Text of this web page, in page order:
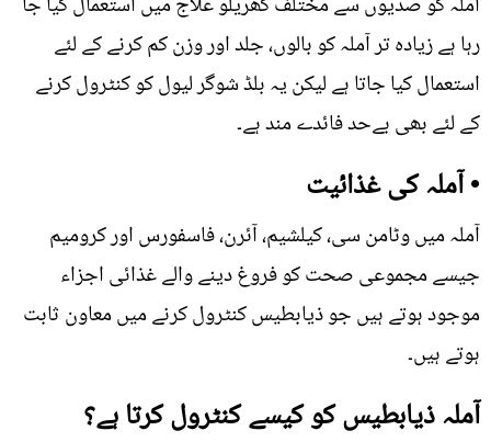
رہا ہے زیادہ تر آملہ کو بالوں، جلد اور وزن کم کرنے کے لئے
استعمال کیا جاتا ہے لیکن یہ بلڈ شوگر لیول کو کنٹرول کرنے
کے لئے بھی بےحد فائدے مند ہے۔
• آملہ کی غذائیت
آملہ میں وٹامن سی، کیلشیم، آئرن، فاسفورس اور کرومیم
جیسے مجموعی صحت کو فروغ دینے والے غذائی اجزاء
موجود ہوتے ہیں جو ذیابطیس کنٹرول کرنے میں معاون ثابت
ہوتے ہیں۔
آملہ ذیابطیس کو کیسے کنٹرول کرتا ہے؟